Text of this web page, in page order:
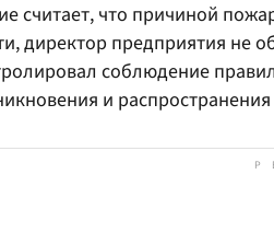
считает, что причиной
директор предприятия не
соблюдение
и распространения